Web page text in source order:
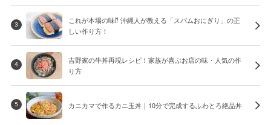
3
これが本場の味⁉︎ 沖縄人が教える「スパムおにぎり」の正
しい作り方！
4
吉野家の牛丼再現レシピ！家族が喜ぶお店の味・人気の作
り方
5 カニカマで作るカニ玉丼｜10分で完成するふわとろ絶品丼